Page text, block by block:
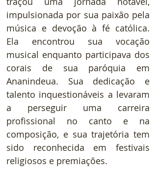
impulsionada por sua paixão pela
música e devoção à fé católica.
Ela encontrou sua vocação
musical enquanto participava dos
corais de sua paróquia em
Ananindeua. Sua dedicação e
talento inquestionáveis a levaram
a perseguir uma carreira
profissional no canto e na
composição, e sua trajetória tem
sido reconhecida em festivais
religiosos e premiações.